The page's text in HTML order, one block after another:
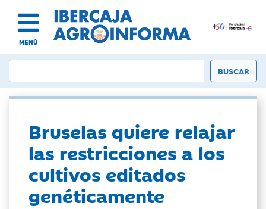
MENÚ
Bruselas quiere relajar
las restricciones a los
cultivos editados
genéticamente